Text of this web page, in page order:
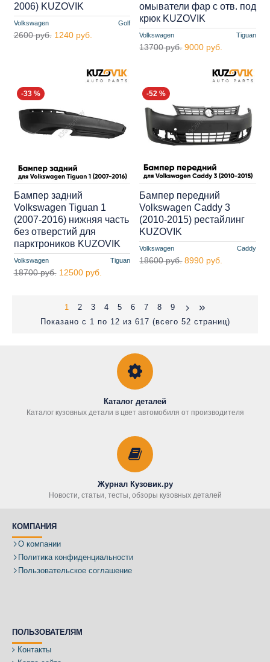
Volkswagen Golf
2006) KUZOVIK
2600 руб. 1240 руб. Volkswagen Tiguan
омыватели фар с отв. под
крюк KUZOVIK
13700 руб. 9000 руб.
-33 %
Volkswagen Tiguan
Бампер задний
Volkswagen Tiguan 1
(2007-2016) нижняя часть
без отверстий для
парктроников KUZOVIK
18700 руб. 12500 руб.
-52 %
Volkswagen Caddy
Бампер передний
Volkswagen Caddy 3
(2010-2015) рестайлинг
KUZOVIK
18600 руб. 8990 руб.
1 2 3 4 5 6 7 8
9
Показано с 1 по 12 из 617 (всего 52 страниц)
Каталог деталей
Каталог кузовных детали в цвет автомобиля от производителя
Журнал Кузовик.ру
Новости, статьи, тесты, обзоры кузовных деталей
КОМПАНИЯ
О компании
Политика конфиденциальности
Пользовательское соглашение
ПОЛЬЗОВАТЕЛЯМ
Контакты